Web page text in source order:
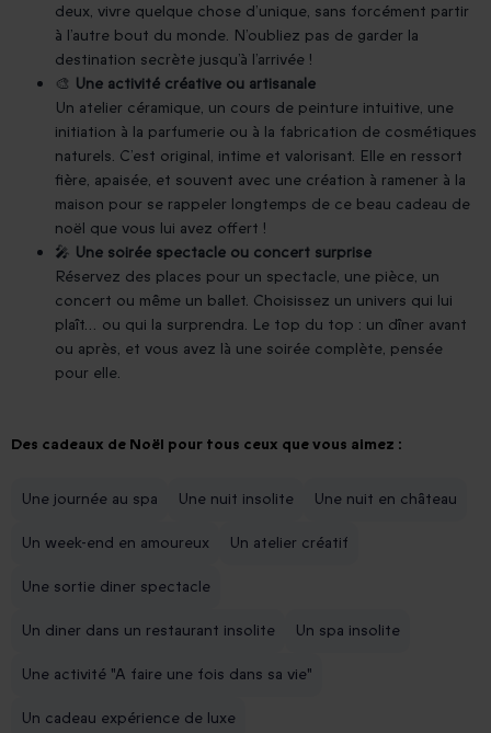
deux, vivre quelque chose d’unique, sans forcément partir
à l’autre bout du monde. N’oubliez pas de garder la
destination secrète jusqu’à l’arrivée !
🎨 Une activité créative ou artisanale
Un atelier céramique, un cours de peinture intuitive, une
initiation à la parfumerie ou à la fabrication de cosmétiques
naturels. C’est original, intime et valorisant. Elle en ressort
fière, apaisée, et souvent avec une création à ramener à la
maison pour se rappeler longtemps de ce beau cadeau de
noël que vous lui avez offert !
🎤 Une soirée spectacle ou concert surprise
Réservez des places pour un spectacle, une pièce, un
concert ou même un ballet. Choisissez un univers qui lui
plaît… ou qui la surprendra. Le top du top : un dîner avant
ou après, et vous avez là une soirée complète, pensée
pour elle.
Des cadeaux de Noël pour tous ceux que vous aimez :
Une journée au spa Une nuit insolite Une nuit en château
Un week-end en amoureux Un atelier créatif
Une sortie diner spectacle
Un diner dans un restaurant insolite Un spa insolite
Une activité "A faire une fois dans sa vie"
Un cadeau expérience de luxe